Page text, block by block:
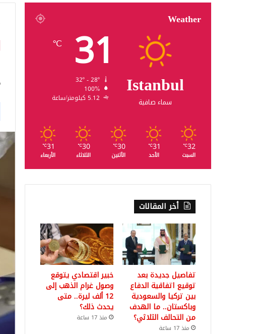
Weather
Istanbul
سماء صافية
31
℃
100%
5.12 كيلومتر/ساعة
32
℃
السبت
31
℃
الأحد
30
℃
الأثنين
30
℃
الثلاثاء
31
℃
الأربعاء
أخر المقالات
تفاصيل جديدة بعد
توقيع اتفاقية الدفاع
بين تركيا والسعودية
وباكستان.. ما الهدف
من التحالف الثلاثي؟
منذ 17 ساعة
خبير اقتصادي يتوقع
وصول غرام الذهب إلى
12 ألف ليرة.. متى
يحدث ذلك؟
منذ 17 ساعة